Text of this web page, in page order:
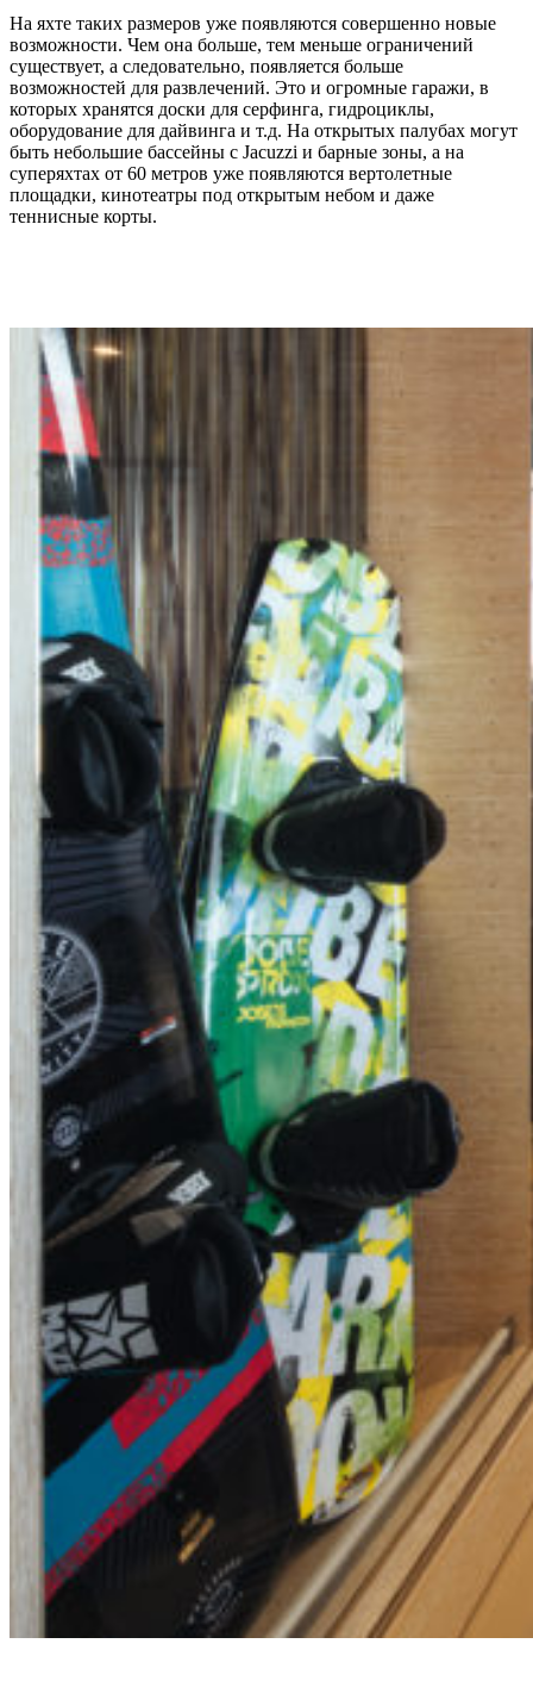
На яхте таких размеров уже появляются совершенно новые
возможности. Чем она больше, тем меньше ограничений
существует, а следовательно, появляется больше
возможностей для развлечений. Это и огромные гаражи, в
которых хранятся доски для серфинга, гидроциклы,
оборудование для дайвинга и т.д. На открытых палубах могут
быть небольшие бассейны с Jacuzzi и барные зоны, а на
суперяхтах от 60 метров уже появляются вертолетные
площадки, кинотеатры под открытым небом и даже
теннисные корты.